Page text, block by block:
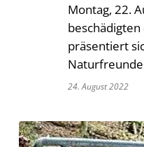
Montag, 22.
präsentiert
24. August 2022